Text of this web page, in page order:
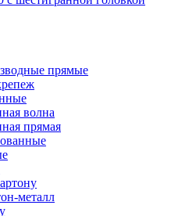
прямые
волна
прямая
металл